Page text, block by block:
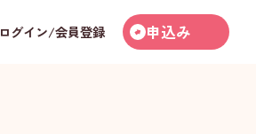
ログイン/会員登録 申込み